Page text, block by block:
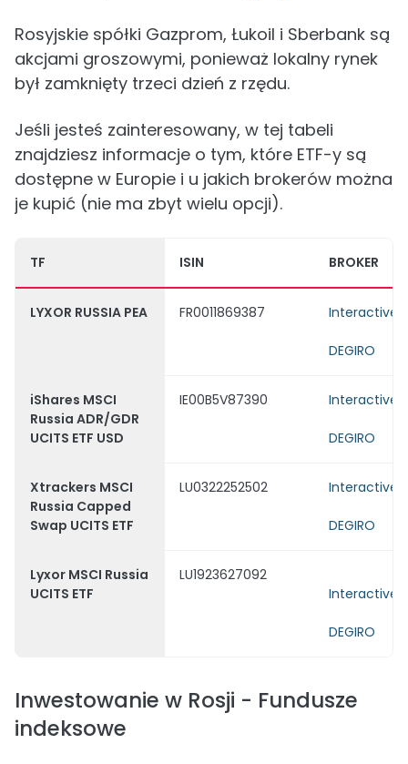
Rosyjskie spółki Gazprom, Łukoil i Sberbank są
akcjami groszowymi, ponieważ lokalny rynek
był zamknięty trzeci dzień z rzędu.
Jeśli jesteś zainteresowany, w tej tabeli
znajdziesz informacje o tym, które ETF-y są
dostępne w Europie i u jakich brokerów można
je kupić (nie ma zbyt wielu opcji).
TF ISIN BROKER
LYXOR RUSSIA PEA FR0011869387 Interactive
DEGIRO
iShares MSCI
Russia ADR/GDR
UCITS ETF USD
IE00B5V87390 Interactive
DEGIRO
Xtrackers MSCI
Russia Capped
Swap UCITS ETF
LU0322252502 Interactive
DEGIRO
Lyxor MSCI Russia
UCITS ETF
LU1923627092
Interactive
DEGIRO
Inwestowanie w Rosji - Fundusze
indeksowe